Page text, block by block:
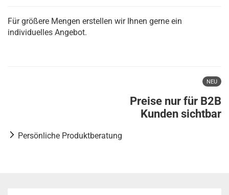
Für größere Mengen erstellen wir Ihnen gerne ein
individuelles Angebot.
NEU
Preise nur für B2B
Kunden sichtbar
Persönliche Produktberatung